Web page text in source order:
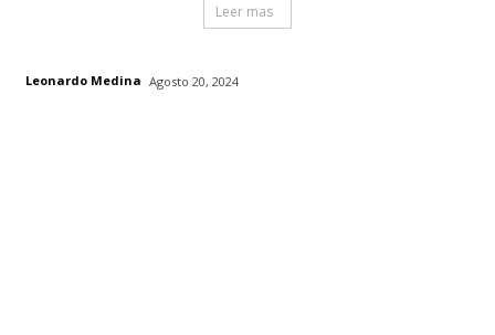
Leer mas
Leonardo Medina Agosto 20, 2024